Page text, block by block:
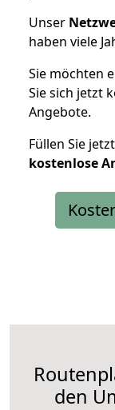
Unser
haben viele
Sie möchten
Sie sich jetzt
Angebote.
Füllen Sie
kostenlose
den